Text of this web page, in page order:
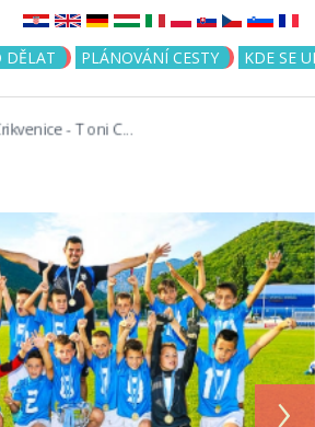
Jump to navigation
DĚLAT PLÁNOVÁNÍ CESTY KDE SE
- Toni C...
›